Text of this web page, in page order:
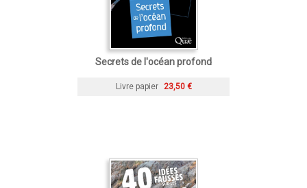
Secrets de l'océan profond
Livre papier 23,50 €